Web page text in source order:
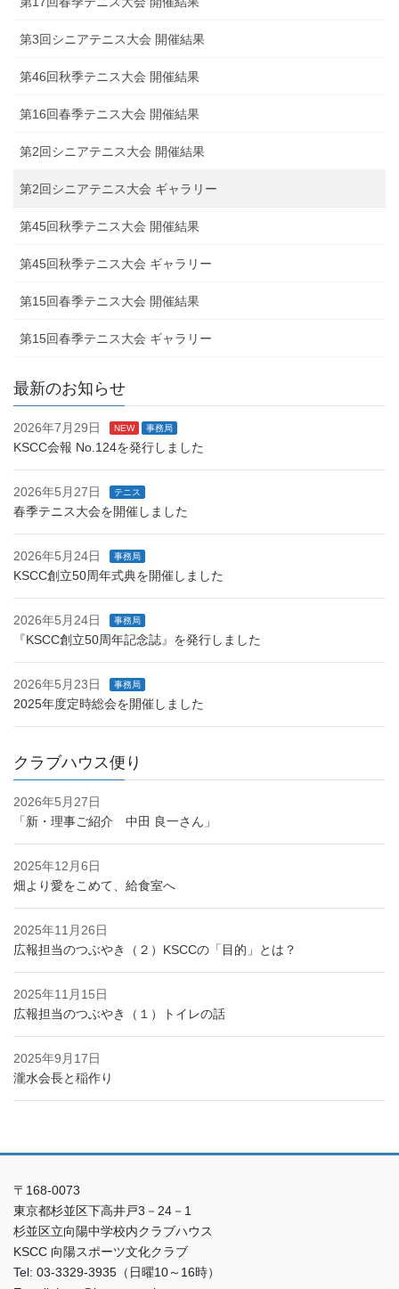
第3回シニアテニス大会 開催結果
第46回秋季テニス大会 開催結果
第16回春季テニス大会 開催結果
第2回シニアテニス大会 開催結果
第2回シニアテニス大会 ギャラリー
第45回秋季テニス大会 開催結果
第45回秋季テニス大会 ギャラリー
第15回春季テニス大会 開催結果
第15回春季テニス大会 ギャラリー
最新のお知らせ
2026年7月29日 NEW 事務局
KSCC会報 No.124を発行しました
2026年5月27日 テニス
春季テニス大会を開催しました
2026年5月24日 事務局
KSCC創立50周年式典を開催しました
2026年5月24日 事務局
『KSCC創立50周年記念誌』を発行しました
2026年5月23日 事務局
2025年度定時総会を開催しました
クラブハウス便り
2026年5月27日
「新・理事ご紹介 中田 良一さん」
2025年12月6日
畑より愛をこめて、給食室へ
2025年11月26日
広報担当のつぶやき（２）KSCCの「目的」とは？
2025年11月15日
広報担当のつぶやき（１）トイレの話
2025年9月17日
瀧水会長と稲作り
〒168-0073
東京都杉並区下高井戸3－24－1
杉並区立向陽中学校内クラブハウス
KSCC 向陽スポーツ文化クラブ
Tel: 03-3329-3935（日曜10～16時）